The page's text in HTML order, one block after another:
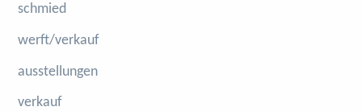
schmied
werft/verkauf
ausstellungen
verkauf